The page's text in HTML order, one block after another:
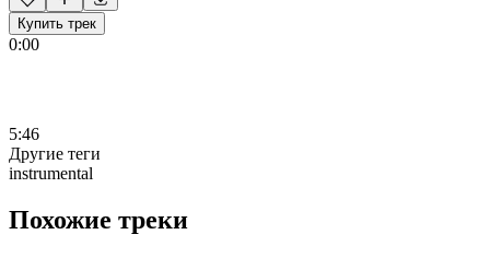
Купить трек
0:00
5:46
Другие теги
instrumental
Похожие треки